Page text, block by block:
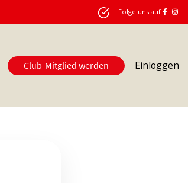
Folge uns auf
Club-Mitglied werden Einloggen